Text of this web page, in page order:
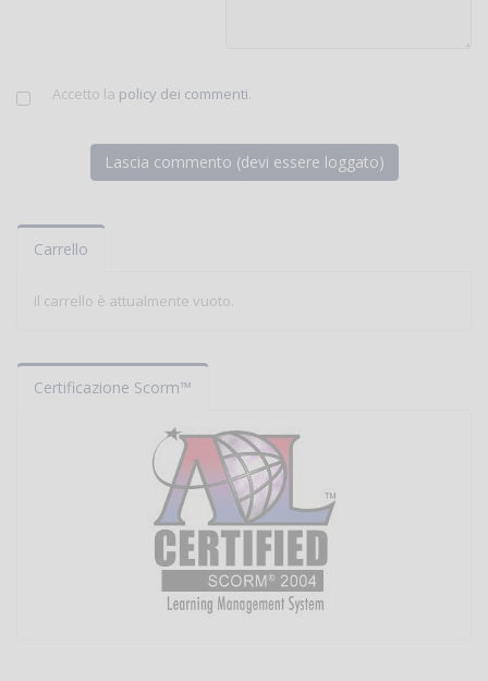
Accetto la policy dei commenti.
Carrello
Il carrello è attualmente vuoto.
Certificazione Scorm™